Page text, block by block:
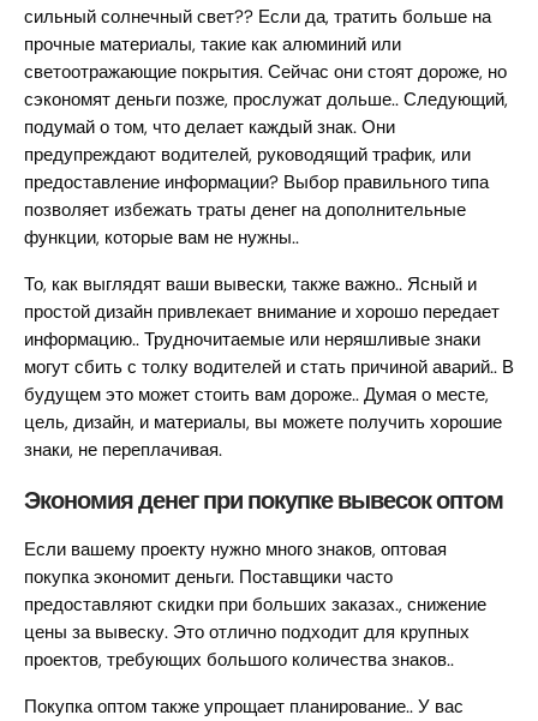
сильный солнечный свет?? Если да, тратить больше на
прочные материалы, такие как алюминий или
светоотражающие покрытия. Сейчас они стоят дороже, но
сэкономят деньги позже, прослужат дольше.. Следующий,
подумай о том, что делает каждый знак. Они
предупреждают водителей, руководящий трафик, или
предоставление информации? Выбор правильного типа
позволяет избежать траты денег на дополнительные
функции, которые вам не нужны..
То, как выглядят ваши вывески, также важно.. Ясный и
простой дизайн привлекает внимание и хорошо передает
информацию.. Трудночитаемые или неряшливые знаки
могут сбить с толку водителей и стать причиной аварий.. В
будущем это может стоить вам дороже.. Думая о месте,
цель, дизайн, и материалы, вы можете получить хорошие
знаки, не переплачивая.
Экономия денег при покупке вывесок оптом
Если вашему проекту нужно много знаков, оптовая
покупка экономит деньги. Поставщики часто
предоставляют скидки при больших заказах., снижение
цены за вывеску. Это отлично подходит для крупных
проектов, требующих большого количества знаков..
Покупка оптом также упрощает планирование.. У вас